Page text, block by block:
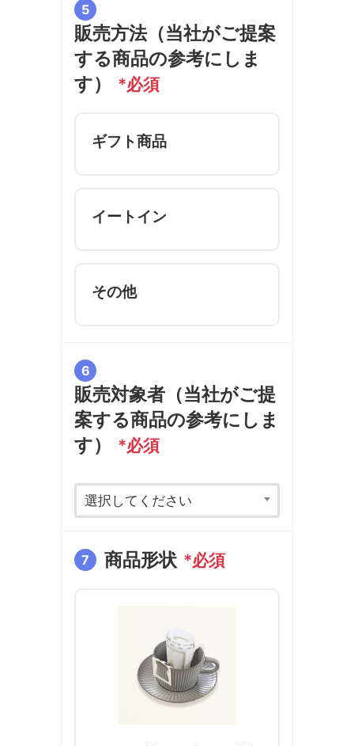
5
販売方法（当社がご提案
する商品の参考にしま
す）
*必須
ギフト商品
イートイン
その他
6
販売対象者（当社がご提
案する商品の参考にしま
す）
*必須
選択してください
7 商品形状 *必須